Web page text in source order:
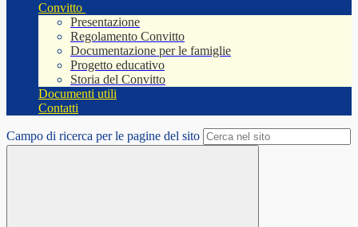
Convitto
Presentazione
Regolamento Convitto
Documentazione per le famiglie
Progetto educativo
Storia del Convitto
Documenti utili
Contatti
Campo di ricerca per le pagine del sito